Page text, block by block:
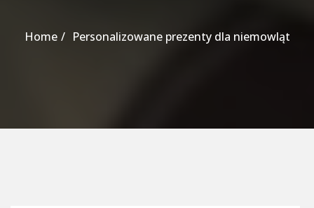
Home Personalizowane prezenty dla niemowląt